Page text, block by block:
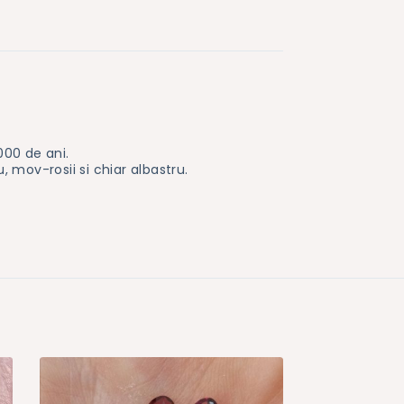
de ani.
mov-rosii si chiar albastru.